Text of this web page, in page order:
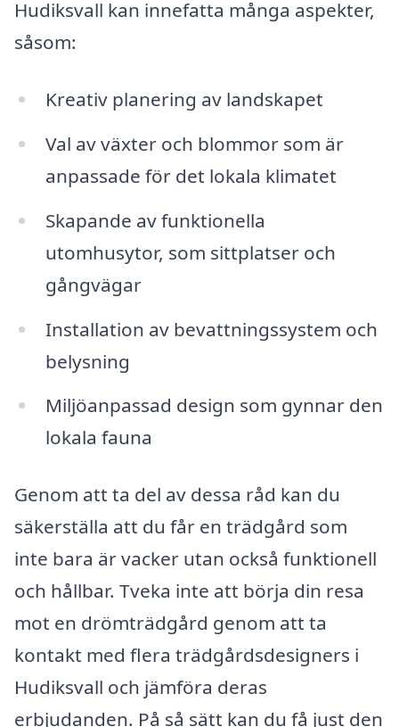
Hudiksvall kan innefatta många aspekter,
såsom:
Kreativ planering av landskapet
Val av växter och blommor som är
anpassade för det lokala klimatet
Skapande av funktionella
utomhusytor, som sittplatser och
gångvägar
Installation av bevattningssystem och
belysning
Miljöanpassad design som gynnar den
lokala fauna
Genom att ta del av dessa råd kan du
säkerställa att du får en trädgård som
inte bara är vacker utan också funktionell
och hållbar. Tveka inte att börja din resa
mot en drömträdgård genom att ta
kontakt med flera trädgårdsdesigners i
Hudiksvall och jämföra deras
erbjudanden. På så sätt kan du få just den